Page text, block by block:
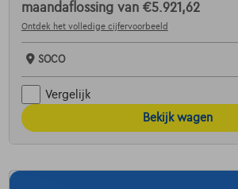
maandaflossing van €5.921,62
Ontdek het volledige cijfervoorbeeld
SOCO
Vergelijk
Bekijk wagen